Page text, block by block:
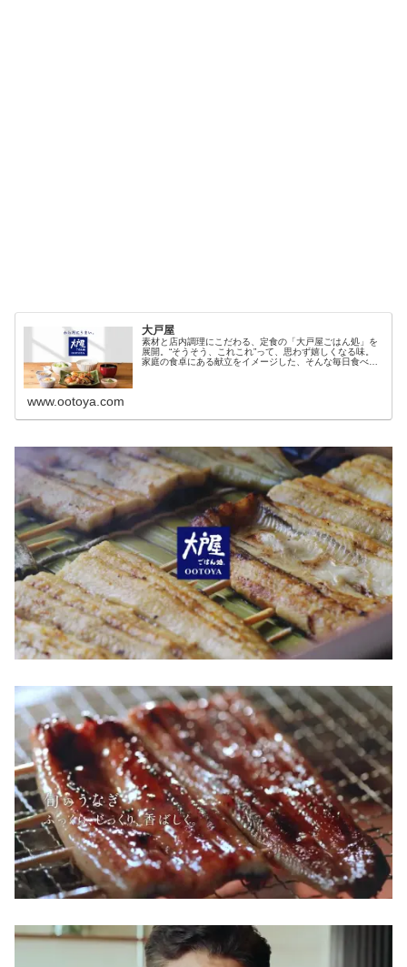
大戸屋
素材と店内調理にこだわる、定食の「大戸屋ごはん処」を
展開。“そうそう、これこれ”って、思わず嬉しくなる味。
家庭の食卓にある献立をイメージした、そんな毎日食べた
www.ootoya.com